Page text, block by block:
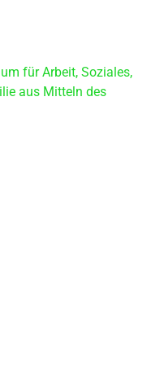
für Arbeit, Soziales,
aus Mitteln des